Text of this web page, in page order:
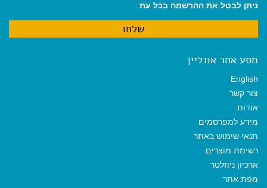
ניתן לבטל את ההרשמה בכל עת
מסע אחר אונליין
English
צור קשר
אודות
מידע למפרסמים
תנאי שימוש באתר
רשימת מוצרים
ארכיון ניוזלטר
מפת אתר